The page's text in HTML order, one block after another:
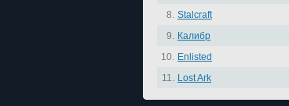
8. Stalcraft
9. Калибр
10. Enlisted
11. Lost Ark